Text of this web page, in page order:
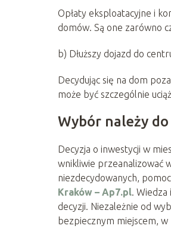
Opłaty eksploatacyjne i
domów. Są one zarówno
b) Dłuższy dojazd do
Decydując się na dom
może być szczególnie
Wybór należy
Decyzja o inwestycji w
wnikliwie przeanalizować
niezdecydowanych,
Kraków – Ap7.pl. Wiedza
decyzji. Niezależnie od
bezpiecznym miejscem,